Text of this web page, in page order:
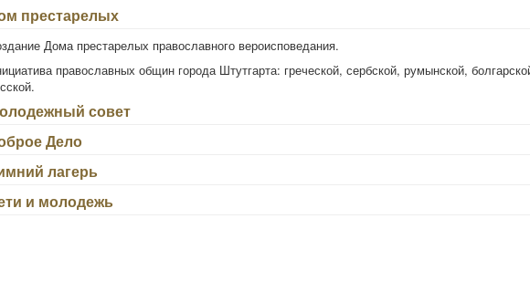
престарелых
Дома престарелых православного вероисповедания.
православных общин города Штутгарта: греческой, сербской, румынской,
совет
Дело
лагерь
и молодежь